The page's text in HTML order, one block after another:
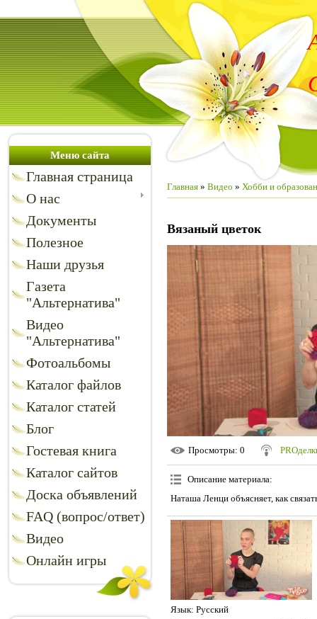
Меню сайта
Главная страница
О нас
Документы
Полезное
Наши друзья
Газета
"Альтернатива"
Видео
"Альтернатива"
Фотоальбомы
Каталог файлов
Каталог статей
Блог
Гостевая книга
Каталог сайтов
Доска объявлений
FAQ (вопрос/ответ)
Видео
Онлайн игры
Главная » Видео » Хобби и
Вязаный цветок
Просмотры: 0
Описание материала:
Наташа Ленци объясняет, как
Язык: Русский